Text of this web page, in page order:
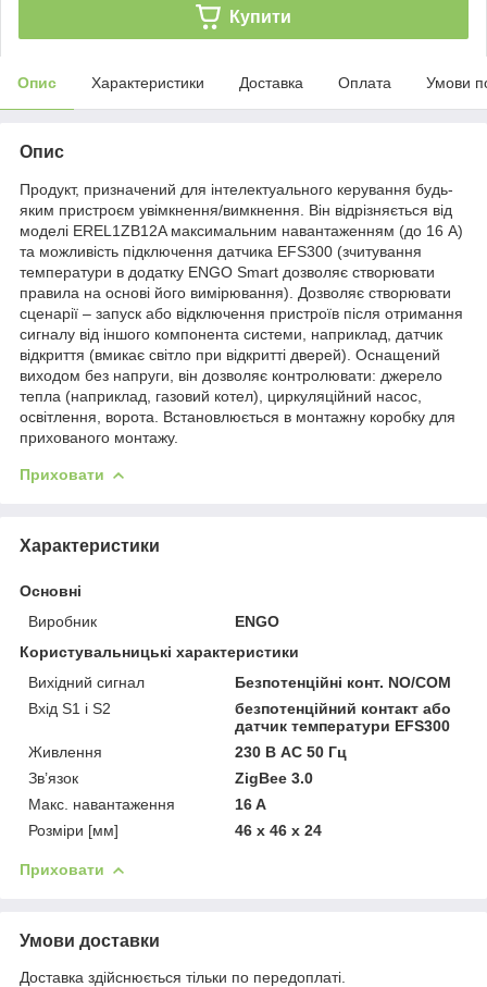
Купити
Опис Характеристики Доставка Оплата Умови
Опис
Продукт, призначений для інтелектуального керування будь-
яким пристроєм увімкнення/вимкнення. Він відрізняється від
моделі EREL1ZB12A максимальним навантаженням (до 16 А)
та можливість підключення датчика EFS300 (зчитування
температури в додатку ENGO Smart дозволяє створювати
правила на основі його вимірювання). Дозволяє створювати
сценарії – запуск або відключення пристроїв після отримання
сигналу від іншого компонента системи, наприклад, датчик
відкриття (вмикає світло при відкритті дверей). Оснащений
виходом без напруги, він дозволяє контролювати: джерело
тепла (наприклад, газовий котел), циркуляційний насос,
освітлення, ворота. Встановлюється в монтажну коробку для
прихованого монтажу.
Приховати
Характеристики
Основні
Виробник
ENGO
Користувальницькі характеристики
Вихідний сигнал
Безпотенційні конт. NO/COM
Вхід S1 i S2
безпотенційний контакт або
датчик температури EFS300
Живлення
230 В AC 50 Гц
Зв’язок
ZigBee 3.0
Макс. навантаження
16 A
Розміри [мм]
46 х 46 х 24
Приховати
Умови доставки
Доставка здійснюється тільки по передоплаті.